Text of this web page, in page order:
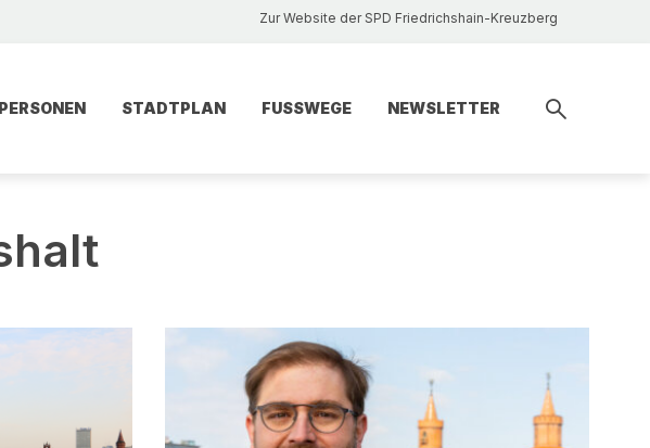
Zur Website der SPD Friedrichshain-Kreuzberg
PERSONEN STADTPLAN FUSSWEGE NEWSLETTER